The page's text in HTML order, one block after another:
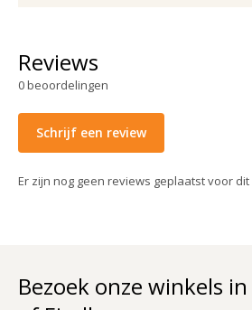
Reviews
0beoordelingen
Schrijf een review
Er zijn nog geen reviews geplaatst voor
Bezoek onze winkels